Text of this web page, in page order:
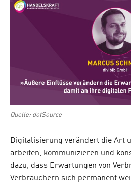
Quelle: dotSource
Digitalisierung verändert die Art
arbeiten, kommunizieren und
dazu, dass Erwartungen von
Verbrauchern sich permanent